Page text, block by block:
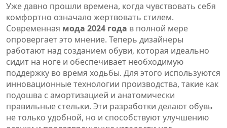
Уже давно прошли времена, когда чувствовать себя
комфортно означало жертвовать стилем.
Современная мода 2024 года в полной мере
опровергает это мнение. Теперь дизайнеры
работают над созданием обуви, которая идеально
сидит на ноге и обеспечивает необходимую
поддержку во время ходьбы. Для этого используются
инновационные технологии производства, такие как
подошва с амортизацией и анатомически
правильные стельки. Эти разработки делают обувь
не только удобной, но и способствуют улучшению